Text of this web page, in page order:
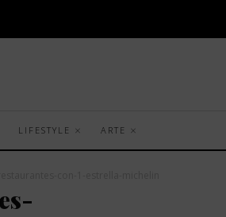
LIFESTYLE ARTE